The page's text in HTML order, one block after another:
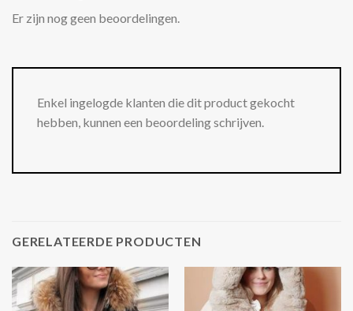
Er zijn nog geen beoordelingen.
Enkel ingelogde klanten die dit product gekocht
hebben, kunnen een beoordeling schrijven.
GERELATEERDE PRODUCTEN